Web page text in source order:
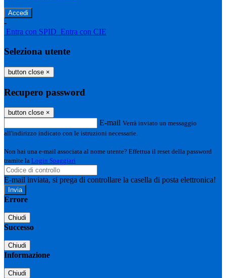
-
Entra con SPID Entra con CIE
Seleziona utente
button close ×
Recupero password
button close ×
E-mail Verrà inviato un messaggio
all'indirizzo indicato con le istruzioni necessarie.
Non hai una e-mail associata al nome utente? Effettua il reset della password
tramite la Login Spaggiari
E-mail inviata, si prega di controllare la casella di posta elettronica!
Errore
Chiudi
Successo
Chiudi
Informazione
Chiudi